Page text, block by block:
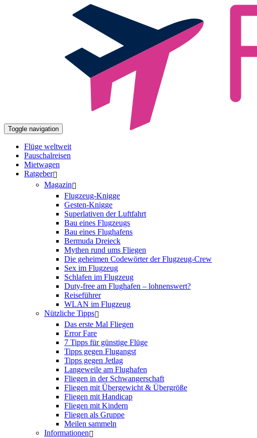
Toggle navigation
Flüge weltweit
Pauschalreisen
Mietwagen
Ratgeber
Magazin
Flugzeug-Knigge
Gesten-Knigge
Superlativen der Luftfahrt
Bau eines Flugzeugs
Bau eines Flughafens
Bermuda Dreieck
Mythen rund ums Fliegen
Die geheimen Codewörter der Flugzeug-Crew
Sex im Flugzeug
Schlafen im Flugzeug
Duty-free am Flughafen – lohnenswert?
Reiseführer
WLAN im Flugzeug
Nützliche Tipps
Das erste Mal Fliegen
Error Fare
7 Tipps für günstige Flüge
Tipps gegen Flugangst
Tipps gegen Jetlag
Langeweile am Flughafen
Fliegen in der Schwangerschaft
Fliegen mit Übergewicht & Übergröße
Fliegen mit Handicap
Fliegen mit Kindern
Fliegen als Gruppe
Meilen sammeln
Informationen